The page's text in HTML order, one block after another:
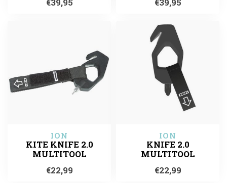
€39,95 €39,95
ION
KITE KNIFE 2.0
MULTITOOL
€22,99
ION
KNIFE 2.0
MULTITOOL
€22,99